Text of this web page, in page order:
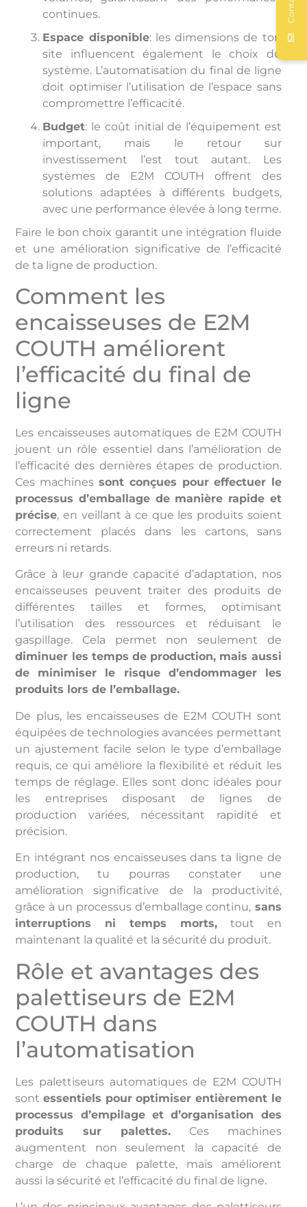
continues.
Espace disponible: les dimensions de ton
site influencent également le choix du
système. L’automatisation du final de ligne
doit optimiser l’utilisation de l’espace sans
compromettre l’efficacité.
Budget: le coût initial de l’équipement est
important, mais le retour sur
investissement l’est tout autant. Les
systèmes de E2M COUTH offrent des
solutions adaptées à différents budgets,
avec une performance élevée à long terme.
Faire le bon choix garantit une intégration fluide
et une amélioration significative de l’efficacité
de ta ligne de production.
Comment les
encaisseuses de E2M
COUTH améliorent
l’efficacité du final de
ligne
Les encaisseuses automatiques de E2M COUTH
jouent un rôle essentiel dans l’amélioration de
l’efficacité des dernières étapes de production.
Ces machinessont conçues pour effectuer le
processus d’emballage de manière rapide et
précise, en veillant à ce que les produits soient
correctement placés dans les cartons, sans
erreurs ni retards.
Grâce à leur grande capacité d’adaptation, nos
encaisseuses peuvent traiter des produits de
différentes tailles et formes, optimisant
l’utilisation des ressources et réduisant le
gaspillage. Cela permet non seulement de
diminuer les temps de production, mais aussi
de minimiser le risque d’endommager les
produits lors de l’emballage.
De plus, les encaisseuses de E2M COUTH sont
équipées de technologies avancées permettant
un ajustement facile selon le type d’emballage
requis, ce qui améliore la flexibilité et réduit les
temps de réglage. Elles sont donc idéales pour
les entreprises disposant de lignes de
production variées, nécessitant rapidité et
précision.
En intégrant nos encaisseuses dans ta ligne de
production, tu pourras constater une
amélioration significative de la productivité,
grâce à un processus d’emballage continu, sans
interruptions ni temps morts,tout en
maintenant la qualité et la sécurité du produit.
Rôle et avantages des
palettiseurs de E2M
COUTH dans
l’automatisation
Les palettiseurs automatiques de E2M COUTH
sontessentiels pour optimiser entièrement le
processus d’empilage et d’organisation des
produits sur palettes. Ces machines
augmentent non seulement la capacité de
charge de chaque palette, mais améliorent
aussi la sécurité et l’efficacité du final de ligne.